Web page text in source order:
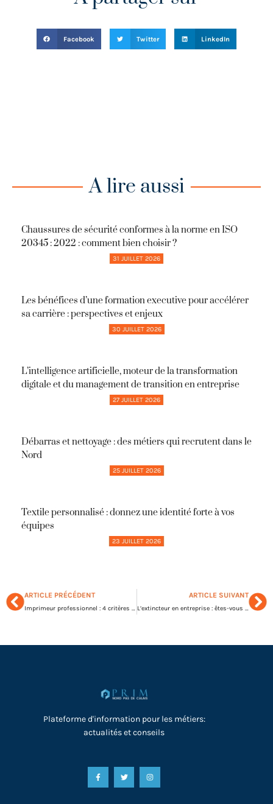
Facebook Twitter LinkedIn
A lire aussi
Chaussures de sécurité conformes à la norme en ISO
20345 : 2022 : comment bien choisir ?
31 JUILLET 2026
Les bénéfices d’une formation executive pour accélérer
sa carrière : perspectives et enjeux
30 JUILLET 2026
L’intelligence artificielle, moteur de la transformation
digitale et du management de transition en entreprise
27 JUILLET 2026
Débarras et nettoyage : des métiers qui recrutent dans le
Nord
25 JUILLET 2026
Textile personnalisé : donnez une identité forte à vos
équipes
23 JUILLET 2026
ARTICLE PRÉCÉDENT
Imprimeur professionnel : 4 critères pour bien le choisir
ARTICLE SUIVANT
L’extincteur en entreprise : êtes-vous prêt à éviter la douche froide réglementaire ?
Plateforme d'information pour les métiers:
actualités et conseils